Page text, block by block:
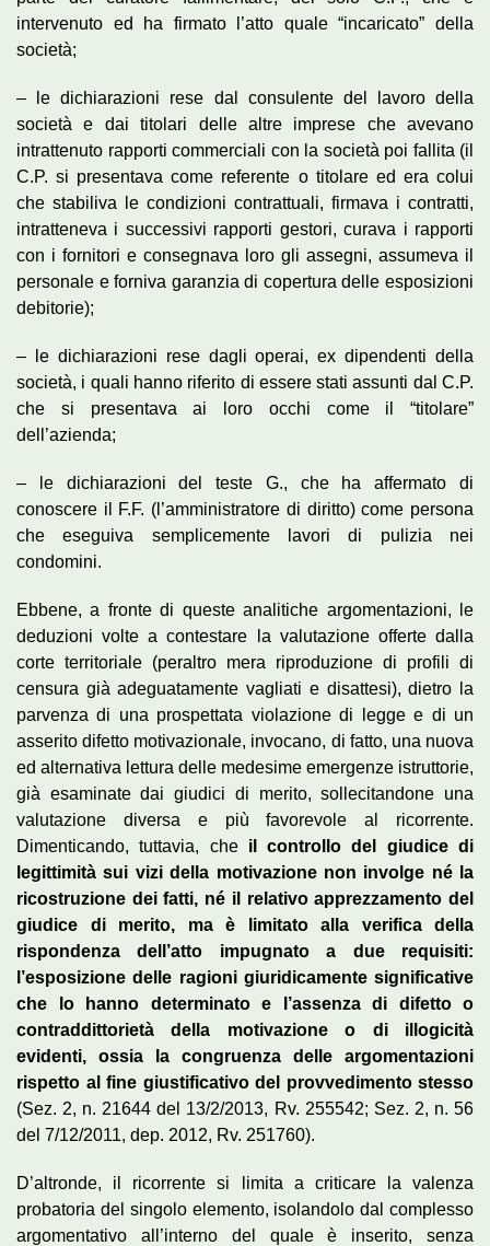
intervenuto ed ha firmato l’atto quale “incaricato” della
società;
– le dichiarazioni rese dal consulente del lavoro della
società e dai titolari delle altre imprese che avevano
intrattenuto rapporti commerciali con la società poi fallita (il
C.P. si presentava come referente o titolare ed era colui
che stabiliva le condizioni contrattuali, firmava i contratti,
intratteneva i successivi rapporti gestori, curava i rapporti
con i fornitori e consegnava loro gli assegni, assumeva il
personale e forniva garanzia di copertura delle esposizioni
debitorie);
– le dichiarazioni rese dagli operai, ex dipendenti della
società, i quali hanno riferito di essere stati assunti dal C.P.
che si presentava ai loro occhi come il “titolare”
dell’azienda;
– le dichiarazioni del teste G., che ha affermato di
conoscere il F.F. (l’amministratore di diritto) come persona
che eseguiva semplicemente lavori di pulizia nei
condomini.
Ebbene, a fronte di queste analitiche argomentazioni, le
deduzioni volte a contestare la valutazione offerte dalla
corte territoriale (peraltro mera riproduzione di profili di
censura già adeguatamente vagliati e disattesi), dietro la
parvenza di una prospettata violazione di legge e di un
asserito difetto motivazionale, invocano, di fatto, una nuova
ed alternativa lettura delle medesime emergenze istruttorie,
già esaminate dai giudici di merito, sollecitandone una
valutazione diversa e più favorevole al ricorrente.
Dimenticando, tuttavia, che il controllo del giudice di
legittimità sui vizi della motivazione non involge né la
ricostruzione dei fatti, né il relativo apprezzamento del
giudice di merito, ma è limitato alla verifica della
rispondenza dell’atto impugnato a due requisiti:
l’esposizione delle ragioni giuridicamente significative
che lo hanno determinato e l’assenza di difetto o
contraddittorietà della motivazione o di illogicità
evidenti, ossia la congruenza delle argomentazioni
rispetto al fine giustificativo del provvedimento stesso
(Sez. 2, n. 21644 del 13/2/2013, Rv. 255542; Sez. 2, n. 56
del 7/12/2011, dep. 2012, Rv. 251760).
D’altronde, il ricorrente si limita a criticare la valenza
probatoria del singolo elemento, isolandolo dal complesso
argomentativo all’interno del quale è inserito, senza